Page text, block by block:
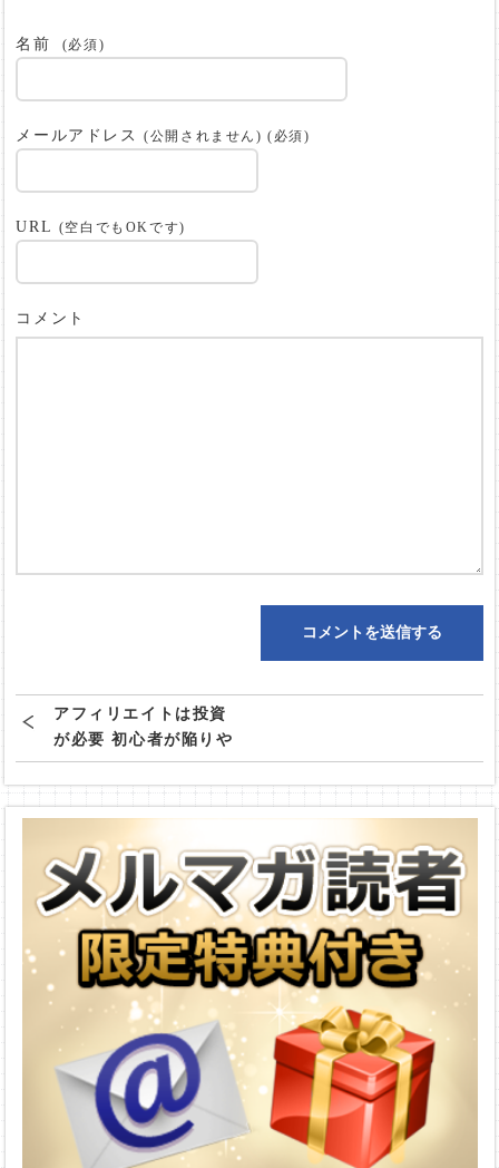
名前 (必須)
メールアドレス(公開されません) (必須)
URL (空白でもOKです)
コメント
アフィリエイトは投資
が必要 初心者が陥りや
すい勘違いとは